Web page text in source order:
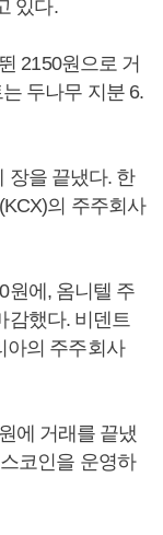
있다.
2150원으로 거
두나무 지분 6.
장을 끝냈다. 한
의 주주회사
원에, 옴니텔 주
감했다. 비덴트
아의 주주회사
에 거래를 끝냈
코인을 운영하